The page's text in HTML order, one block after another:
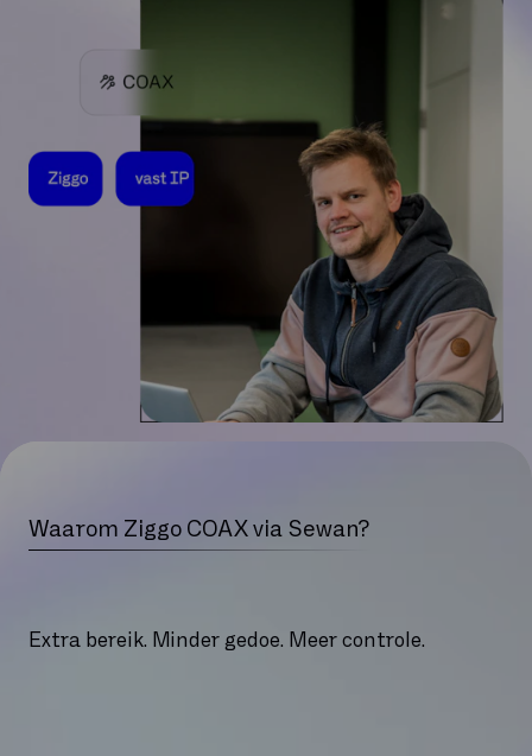
Waarom Ziggo COAX via Sewan?
Extra bereik. Minder gedoe. Meer controle.